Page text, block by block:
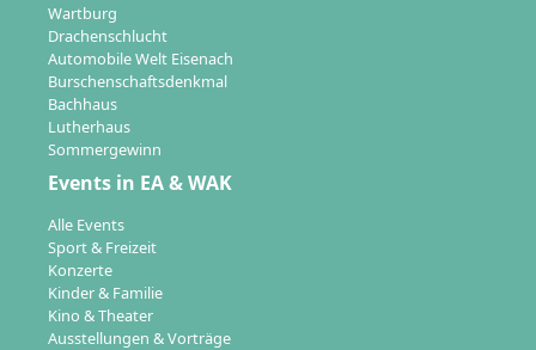
Wartburg
Drachenschlucht
Automobile Welt Eisenach
Burschenschaftsdenkmal
Bachhaus
Lutherhaus
Sommergewinn
Events in EA & WAK
Alle Events
Sport & Freizeit
Konzerte
Kinder & Familie
Kino & Theater
Ausstellungen & Vorträge